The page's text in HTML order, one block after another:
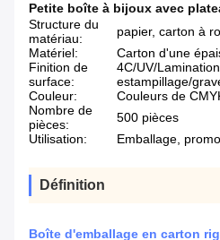
Petite boîte à bijoux avec
Structure du
matériau:
papier, carton à
Matériel:
Carton d'une
Finition de
surface:
4C/UV/
estampillage/
Couleur:
Couleurs de
Nombre de
pièces:
500 pièces
Utilisation:
Emballage,
Définition
Boîte d'emballage en carton